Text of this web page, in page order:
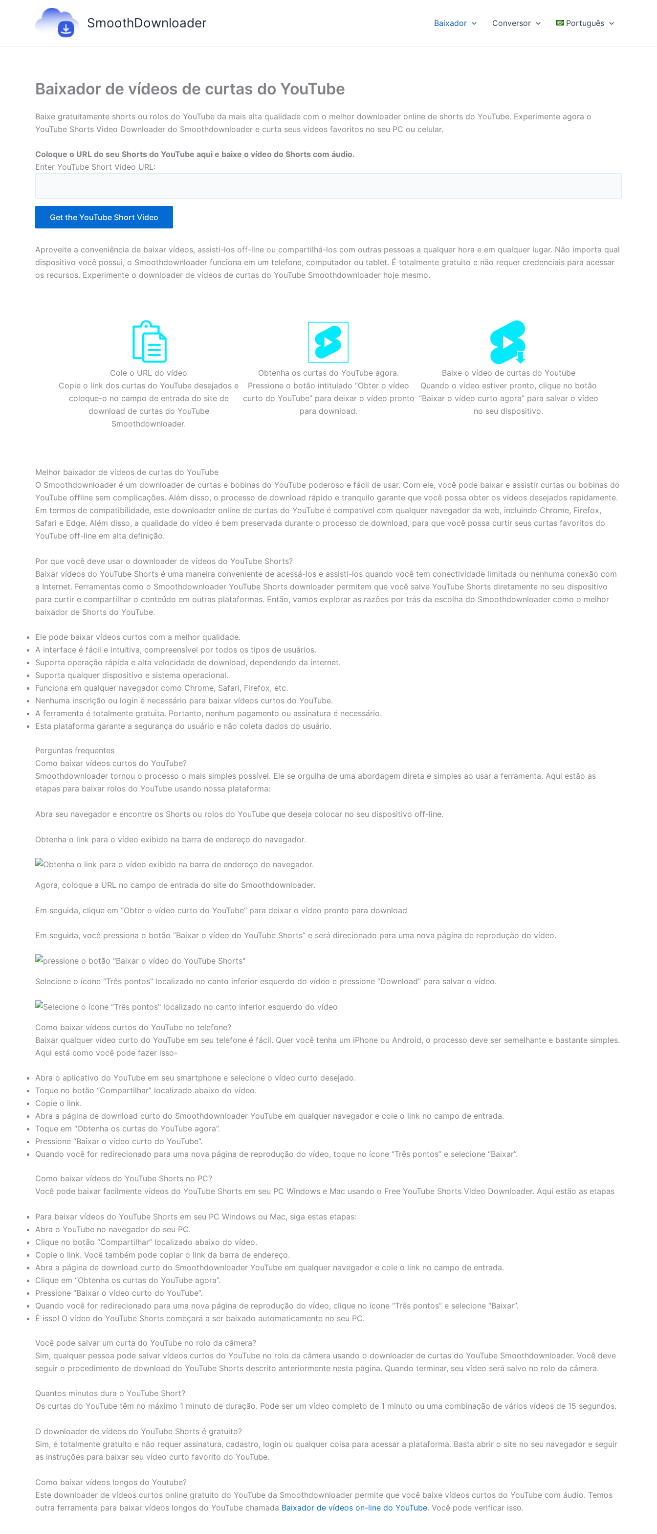
conteúdo
SmoothDownloader Baixador Conversor Português
Baixador de vídeos de curtas do YouTube
Baixe gratuitamente shorts ou rolos do YouTube da mais alta qualidade com o melhor downloader online de shorts do YouTube. Experimente agora o
YouTube Shorts Video Downloader do Smoothdownloader e curta seus vídeos favoritos no seu PC ou celular.
Coloque o URL do seu Shorts do YouTube aqui e baixe o vídeo do Shorts com áudio.
Enter YouTube Short Video URL:
Get the YouTube Short Video
Aproveite a conveniência de baixar vídeos, assisti-los off-line ou compartilhá-los com outras pessoas a qualquer hora e em qualquer lugar. Não importa qual
dispositivo você possui, o Smoothdownloader funciona em um telefone, computador ou tablet. É totalmente gratuito e não requer credenciais para acessar
os recursos. Experimente o downloader de vídeos de curtas do YouTube Smoothdownloader hoje mesmo.
Cole o URL do vídeo
Copie o link dos curtas do YouTube desejados e
coloque-o no campo de entrada do site de
download de curtas do YouTube
Smoothdownloader.
Obtenha os curtas do YouTube agora.
Pressione o botão intitulado “Obter o vídeo
curto do YouTube” para deixar o vídeo pronto
para download.
Baixe o vídeo de curtas do Youtube
Quando o vídeo estiver pronto, clique no botão
“Baixar o vídeo curto agora” para salvar o vídeo
no seu dispositivo.
Melhor baixador de vídeos de curtas do YouTube
O Smoothdownloader é um downloader de curtas e bobinas do YouTube poderoso e fácil de usar. Com ele, você pode baixar e assistir curtas ou bobinas do
YouTube offline sem complicações. Além disso, o processo de download rápido e tranquilo garante que você possa obter os vídeos desejados rapidamente.
Em termos de compatibilidade, este downloader online de curtas do YouTube é compatível com qualquer navegador da web, incluindo Chrome, Firefox,
Safari e Edge. Além disso, a qualidade do vídeo é bem preservada durante o processo de download, para que você possa curtir seus curtas favoritos do
YouTube off-line em alta definição.
Por que você deve usar o downloader de vídeos do YouTube Shorts?
Baixar vídeos do YouTube Shorts é uma maneira conveniente de acessá-los e assisti-los quando você tem conectividade limitada ou nenhuma conexão com
a Internet. Ferramentas como o Smoothdownloader YouTube Shorts downloader permitem que você salve YouTube Shorts diretamente no seu dispositivo
para curtir e compartilhar o conteúdo em outras plataformas. Então, vamos explorar as razões por trás da escolha do Smoothdownloader como o melhor
baixador de Shorts do YouTube.
Ele pode baixar vídeos curtos com a melhor qualidade.
A interface é fácil e intuitiva, compreensível por todos os tipos de usuários.
Suporta operação rápida e alta velocidade de download, dependendo da internet.
Suporta qualquer dispositivo e sistema operacional.
Funciona em qualquer navegador como Chrome, Safari, Firefox, etc.
Nenhuma inscrição ou login é necessário para baixar vídeos curtos do YouTube.
A ferramenta é totalmente gratuita. Portanto, nenhum pagamento ou assinatura é necessário.
Esta plataforma garante a segurança do usuário e não coleta dados do usuário.
Perguntas frequentes
Como baixar vídeos curtos do YouTube?
Smoothdownloader tornou o processo o mais simples possível. Ele se orgulha de uma abordagem direta e simples ao usar a ferramenta. Aqui estão as
etapas para baixar rolos do YouTube usando nossa plataforma:
Abra seu navegador e encontre os Shorts ou rolos do YouTube que deseja colocar no seu dispositivo off-line.
Obtenha o link para o vídeo exibido na barra de endereço do navegador.
Agora, coloque a URL no campo de entrada do site do Smoothdownloader.
Em seguida, clique em “Obter o vídeo curto do YouTube” para deixar o vídeo pronto para download
Em seguida, você pressiona o botão “Baixar o vídeo do YouTube Shorts” e será direcionado para uma nova página de reprodução do vídeo.
Selecione o ícone “Três pontos” localizado no canto inferior esquerdo do vídeo e pressione “Download” para salvar o vídeo.
Como baixar vídeos curtos do YouTube no telefone?
Baixar qualquer vídeo curto do YouTube em seu telefone é fácil. Quer você tenha um iPhone ou Android, o processo deve ser semelhante e bastante simples.
Aqui está como você pode fazer isso-
Abra o aplicativo do YouTube em seu smartphone e selecione o vídeo curto desejado.
Toque no botão “Compartilhar” localizado abaixo do vídeo.
Copie o link.
Abra a página de download curto do Smoothdownloader YouTube em qualquer navegador e cole o link no campo de entrada.
Toque em “Obtenha os curtas do YouTube agora”.
Pressione “Baixar o vídeo curto do YouTube”.
Quando você for redirecionado para uma nova página de reprodução do vídeo, toque no ícone “Três pontos” e selecione “Baixar”.
Como baixar vídeos do YouTube Shorts no PC?
Você pode baixar facilmente vídeos do YouTube Shorts em seu PC Windows e Mac usando o Free YouTube Shorts Video Downloader. Aqui estão as etapas
Para baixar vídeos do YouTube Shorts em seu PC Windows ou Mac, siga estas etapas:
Abra o YouTube no navegador do seu PC.
Clique no botão “Compartilhar” localizado abaixo do vídeo.
Copie o link. Você também pode copiar o link da barra de endereço.
Abra a página de download curto do Smoothdownloader YouTube em qualquer navegador e cole o link no campo de entrada.
Clique em “Obtenha os curtas do YouTube agora”.
Pressione “Baixar o vídeo curto do YouTube”.
Quando você for redirecionado para uma nova página de reprodução do vídeo, clique no ícone “Três pontos” e selecione “Baixar”.
É isso! O vídeo do YouTube Shorts começará a ser baixado automaticamente no seu PC.
Você pode salvar um curta do YouTube no rolo da câmera?
Sim, qualquer pessoa pode salvar vídeos curtos do YouTube no rolo da câmera usando o downloader de curtas do YouTube Smoothdownloader. Você deve
seguir o procedimento de download do YouTube Shorts descrito anteriormente nesta página. Quando terminar, seu vídeo será salvo no rolo da câmera.
Quantos minutos dura o YouTube Short?
Os curtas do YouTube têm no máximo 1 minuto de duração. Pode ser um vídeo completo de 1 minuto ou uma combinação de vários vídeos de 15 segundos.
O downloader de vídeos do YouTube Shorts é gratuito?
Sim, é totalmente gratuito e não requer assinatura, cadastro, login ou qualquer coisa para acessar a plataforma. Basta abrir o site no seu navegador e seguir
as instruções para baixar seu vídeo curto favorito do YouTube.
Como baixar vídeos longos do Youtube?
Este downloader de vídeos curtos online gratuito do YouTube da Smoothdownloader permite que você baixe vídeos curtos do YouTube com áudio. Temos
outra ferramenta para baixar vídeos longos do YouTube chamada Baixador de vídeos on-line do YouTube. Você pode verificar isso.